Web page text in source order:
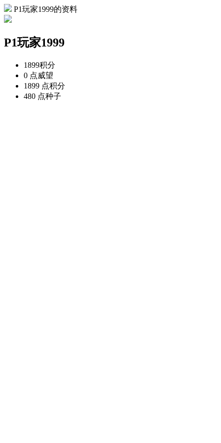
P1玩家1999的资料
P1玩家1999
1899积分
0 点威望
1899 点积分
480 点种子